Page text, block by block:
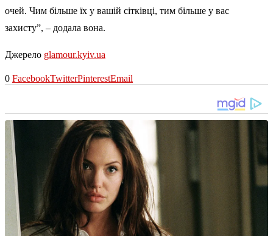
очей. Чим більше їх у вашій сітківці, тим більше у вас
захисту”, – додала вона.
Джерело glamour.kyiv.ua
0 FacebookTwitterPinterestEmail